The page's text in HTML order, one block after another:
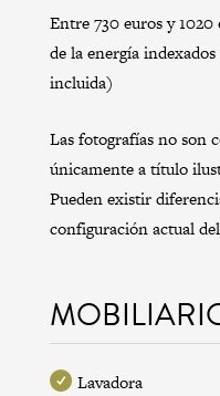
Entre 730 euros y
de la energía
incluida)
Las fotografías no son
únicamente a título
Pueden existir
configuración actual
Lavadora